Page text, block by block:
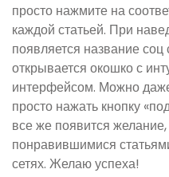
просто нажмите на
каждой статьей. При
появляется название
открывается окошко с
интерфейсом. Можно
просто нажать кнопку
все же появится
понравившимися
сетях. Желаю успеха!